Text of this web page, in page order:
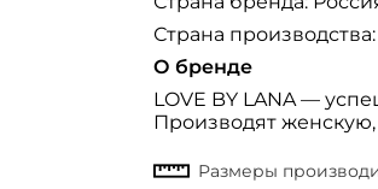
Страна
О бренде
LOVE BY LANA —
Производят